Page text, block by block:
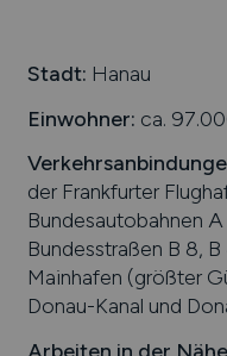
Stadt: Hanau
Einwohner: ca.
der Frankfurter
Bundesautobahnen
Bundesstraßen B 8,
Mainhafen (größter
Donau-Kanal und
Arbeiten in der